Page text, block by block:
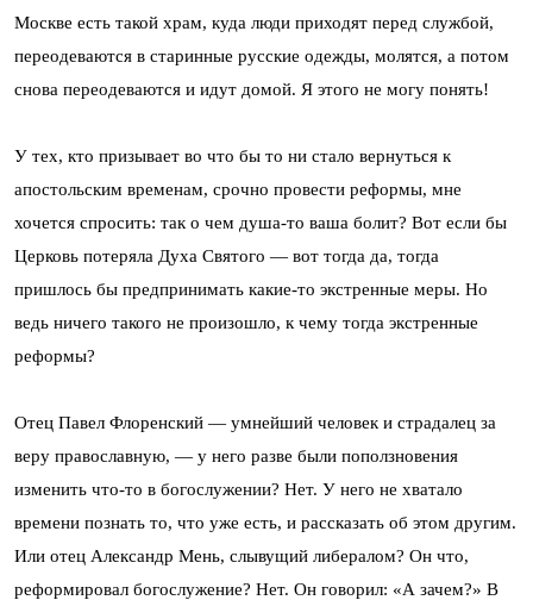
Москве есть такой храм, куда люди приходят перед службой,
переодеваются в старинные русские одежды, молятся, а потом
снова переодеваются и идут домой. Я этого не могу понять!
У тех, кто призывает во что бы то ни стало вернуться к
апостольским временам, срочно провести реформы, мне
хочется спросить: так о чем душа-то ваша болит? Вот если бы
Церковь потеряла Духа Святого — вот тогда да, тогда
пришлось бы предпринимать какие-то экстренные меры. Но
ведь ничего такого не произошло, к чему тогда экстренные
реформы?
Отец Павел Флоренский — умнейший человек и страдалец за
веру православную, — у него разве были поползновения
изменить что-то в богослужении? Нет. У него не хватало
времени познать то, что уже есть, и рассказать об этом другим.
Или отец Александр Мень, слывущий либералом? Он что,
реформировал богослужение? Нет. Он говорил: «А зачем?» В